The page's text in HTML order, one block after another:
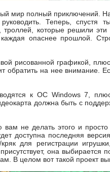
мир полный приключений.
Теперь, спустя
которые решили
опаснее прошлой.
рисованной графикой,
на нее внимание.
к ОС Windows 7, плюс
должна быть с
не делать этого и
доступна последняя
для регистрации
она выбирается
В целом вот такой проект